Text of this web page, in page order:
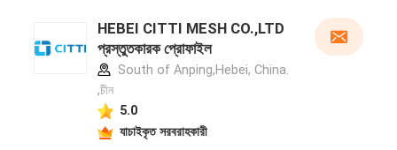
HEBEI CITTI MESH CO.,LTD
প্রস্তুতকারক প্রোফাইল
South of Anping,Hebei, China.
,চীন
5.0
যাচাইকৃত সরবরাহকারী